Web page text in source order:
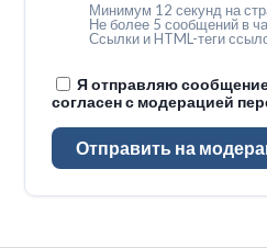
Минимум 12 секунд на
Не более 5 сообщений в
Ссылки и HTML-теги
Я отправляю
согласен с модерацией
Отправить на